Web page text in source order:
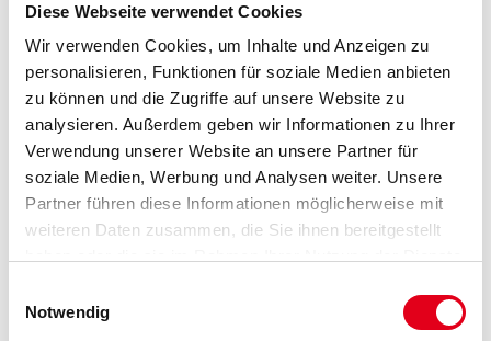
Diese Webseite verwendet Cookies
Wir verwenden Cookies, um Inhalte und Anzeigen zu
personalisieren, Funktionen für soziale Medien anbieten
zu können und die Zugriffe auf unsere Website zu
analysieren. Außerdem geben wir Informationen zu Ihrer
Verwendung unserer Website an unsere Partner für
soziale Medien, Werbung und Analysen weiter. Unsere
Partner führen diese Informationen möglicherweise mit
weiteren Daten zusammen, die Sie ihnen bereitgestellt
Notwendig
Glanzgrad
Gebinde